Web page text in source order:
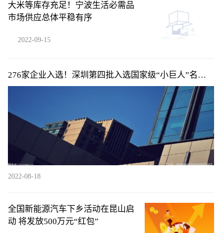
大米等库存充足！宁波生活必需品
市场供应总体平稳有序
2022-09-15
276家企业入选！深圳第四批入选国家级“小巨人”名单
公布
2022-08-18
全国新能源汽车下乡活动在昆山启
动 将发放500万元“红包”